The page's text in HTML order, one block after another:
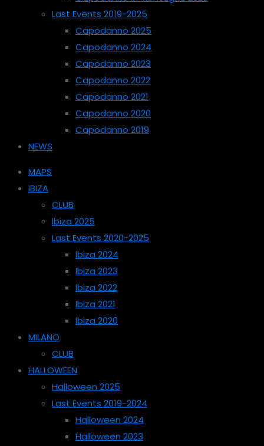
Last Events 2019-2025
Capodanno 2025
Capodanno 2024
Capodanno 2023
Capodanno 2022
Capodanno 2021
Capodanno 2020
Capodanno 2019
NEWS
MAPS
IBIZA
CLUB
Ibiza 2025
Last Events 2020-2025
Ibiza 2024
Ibiza 2023
Ibiza 2022
Ibiza 2021
Ibiza 2020
MILANO
CLUB
HALLOWEEN
Halloween 2025
Last Events 2019-2024
Halloween 2024
Halloween 2023